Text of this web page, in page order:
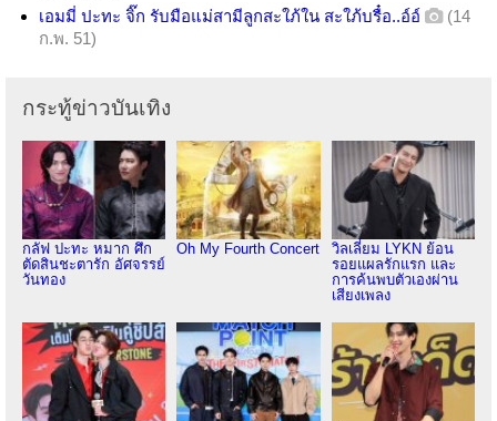
เอมมี่ ปะทะ จิ๊ก รับมือแม่สามีลูกสะใภ้ใน สะใภ้บรื๋อ..อ์อ์
(14
ก.พ. 51)
กระทู้ข่าวบันเทิง
กลัฟ ปะทะ หมาก ศึก
ตัดสินชะตารัก อัศจรรย์
วันทอง
Oh My Fourth Concert
วิลเลี่ยม LYKN ย้อน
รอยแผลรักแรก และ
การค้นพบตัวเองผ่าน
เสียงเพลง